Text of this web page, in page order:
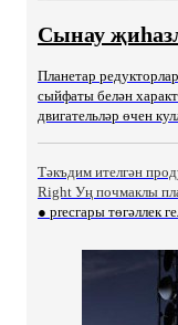
Сынау
Планетар
сыйфаты белән
двигательләр өчен
Тәкъдим ителгән
Right Уң почмаклы
● precгары төгәллек